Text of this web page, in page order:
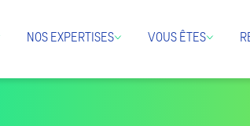
NOS EXPERTISES VOUS ÊTES